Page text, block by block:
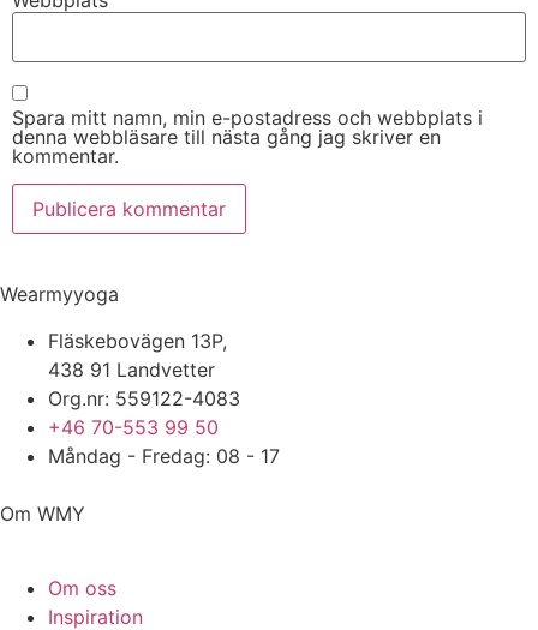
Spara mitt namn, min e-postadress och webbplats i
denna webbläsare till nästa gång jag skriver en
kommentar.
Wearmyyoga
Fläskebovägen 13P,
438 91 Landvetter
Org.nr: 559122-4083
+46 70-553 99 50
Måndag - Fredag: 08 - 17
Om WMY
Om oss
Inspiration